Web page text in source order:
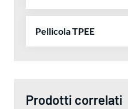
Pellicola TPEE
Prodotti correlati